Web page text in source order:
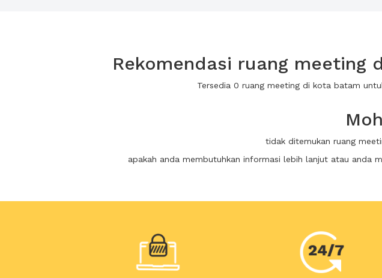
Rekomendasi ruang
Tersedia 0 ruang meeting di kota batam
tidak ditemukan ruang
apakah anda membutuhkan informasi lebih lanjut atau anda